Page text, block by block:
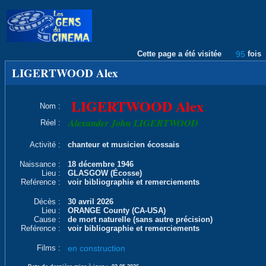
Cette page a été visitée 95 fois
LIGERTWOOD Alex
Nom : LIGERTWOOD Alex
Réel : Alexander John LIGERTWOOD
Activité : chanteur et musicien écossais
Naissance :
18 décembre 1946
Lieu :
GLASGOW (Écosse)
Reférence :
voir bibliographie et remerciements
Décès :
30 avril 2026
Lieu :
ORANGE County (CA-USA)
Cause :
de mort naturelle (sans autre précision)
Reférence :
voir bibliographie et remerciements
Films : en construction